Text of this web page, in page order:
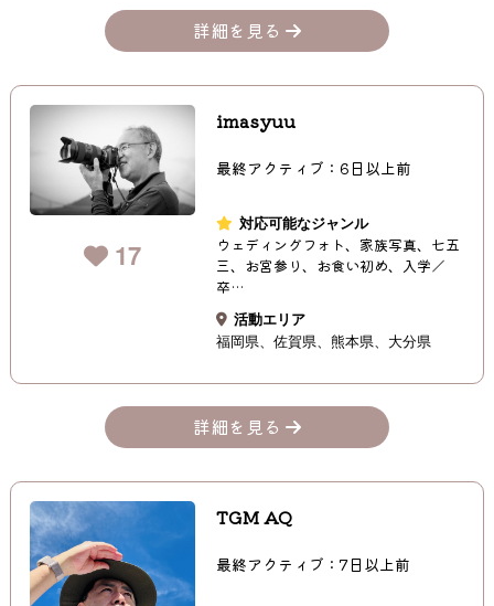
詳細を見る
17
imasyuu
最終アクティブ：6日以上前
対応可能なジャンル
ウェディングフォト、家族写真、七五
三、お宮参り、お食い初め、入学／
卒…
活動エリア
福岡県
佐賀県 熊本県 大分県
詳細を見る
TGM AQ
最終アクティブ：7日以上前